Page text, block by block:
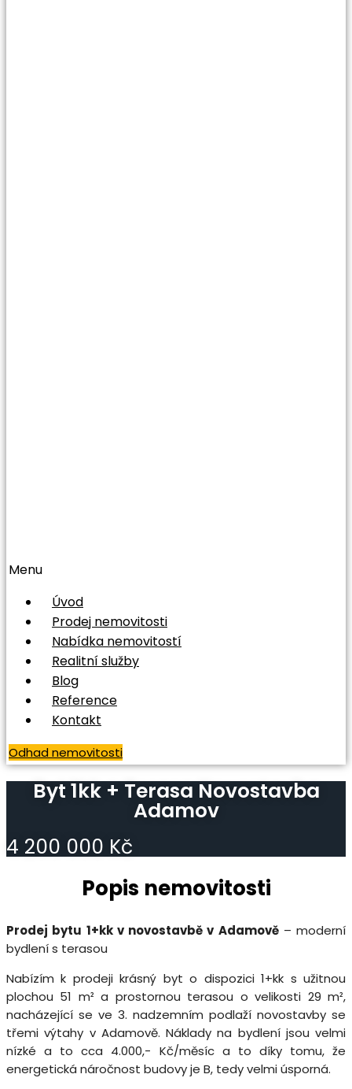
Menu
Úvod
Prodej nemovitosti
Nabídka nemovitostí
Realitní služby
Blog
Reference
Kontakt
Odhad nemovitosti
Byt 1kk + Terasa Novostavba
Adamov
4 200 000 Kč
Popis nemovitosti
Prodej bytu 1+kk v novostavbě v Adamově– moderní
bydlení s terasou
Nabízím k prodeji krásný byt o dispozici 1+kk s užitnou
plochou 51 m² a prostornou terasou o velikosti 29 m²,
nacházející se ve 3. nadzemním podlaží novostavby se
třemi výtahy v Adamově. Náklady na bydlení jsou velmi
nízké a to cca 4.000,- Kč/měsíc a to díky tomu, že
energetická náročnost budovy je B, tedy velmi úsporná.